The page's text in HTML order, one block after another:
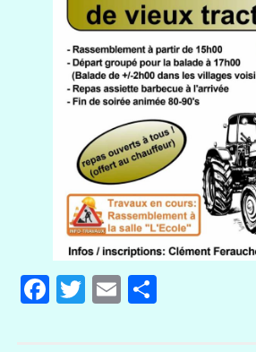
Facebook
Twitter
EmailPartager